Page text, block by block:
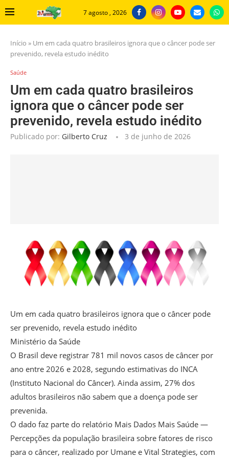
7 agosto , 2026
Início » Um em cada quatro brasileiros ignora que o câncer pode ser
prevenido, revela estudo inédito
Saúde
Um em cada quatro brasileiros
ignora que o câncer pode ser
prevenido, revela estudo inédito
Publicado por: Gilberto Cruz 3 de junho de 2026
Um em cada quatro brasileiros ignora que o câncer pode
ser prevenido, revela estudo inédito
Ministério da Saúde
O Brasil deve registrar 781 mil novos casos de câncer por
ano entre 2026 e 2028, segundo estimativas do INCA
(Instituto Nacional do Câncer). Ainda assim, 27% dos
adultos brasileiros não sabem que a doença pode ser
prevenida.
O dado faz parte do relatório Mais Dados Mais Saúde —
Percepções da população brasileira sobre fatores de risco
para o câncer, realizado por Umane e Vital Strategies, com